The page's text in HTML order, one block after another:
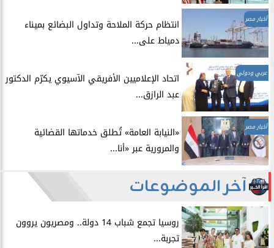
أخبار مصر
انتظام حركة الملاحة وتداول البضائع بميناء
دمياط على...
عربي ودولي
اتحاد الإعلاميين الأفريقي الآسيوي يكرّم الدكتور
عبد الرازق...
أخبار مصر
​«النيابة العامة» تُطلق خدماتها القضائية
والمرورية عبر «أنا...
آخر الموضوعات
روسيا تجمع شباب 14 دولة.. ومصريون يروون
تجربة...